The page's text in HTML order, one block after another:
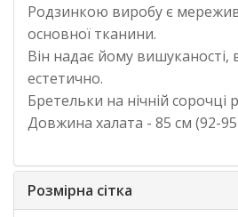
Родзинкою виробу є
основної тканини.
Він надає йому вишуканості,
естетично.
Бретельки на нічній сорочці
Довжина халата - 85 см (92-
Розмірна сітка